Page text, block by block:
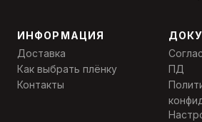
ИНФОРМАЦИЯ
Доставка
Как выбрать плёнку
Контакты
ПД